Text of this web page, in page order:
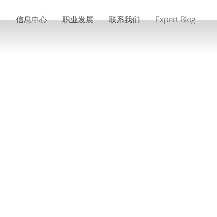
信息中心 职业发展 联系我们 Expert Blog